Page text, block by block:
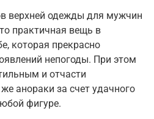
верхней одежды для мужчин
практичная вещь в
которая прекрасно
непогоды. При этом
и отчасти
анораки за счет удачного
фигуре.